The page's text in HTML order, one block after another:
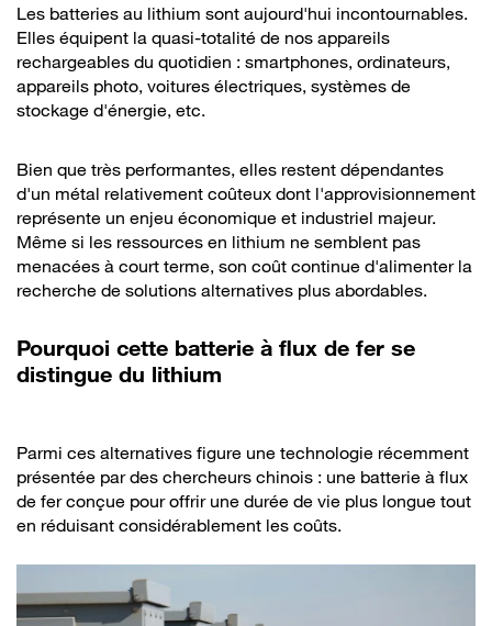
Les batteries au lithium sont aujourd'hui incontournables.
Elles équipent la quasi-totalité de nos appareils
rechargeables du quotidien : smartphones, ordinateurs,
appareils photo, voitures électriques, systèmes de
stockage d'énergie, etc.
Bien que très performantes, elles restent dépendantes
d'un métal relativement coûteux dont l'approvisionnement
représente un enjeu économique et industriel majeur.
Même si les ressources en lithium ne semblent pas
menacées à court terme, son coût continue d'alimenter la
recherche de solutions alternatives plus abordables.
Pourquoi cette batterie à flux de fer se
distingue du lithium
Parmi ces alternatives figure une technologie récemment
présentée par des chercheurs chinois : une batterie à flux
de fer conçue pour offrir une durée de vie plus longue tout
en réduisant considérablement les coûts.